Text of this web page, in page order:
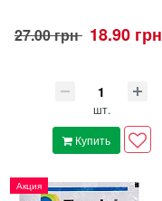
27.00 грн 18.90 грн
шт.
Купить
Акция